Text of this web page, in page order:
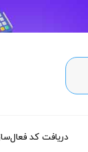
دریافت کد